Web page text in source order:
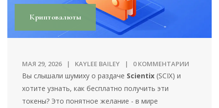
Криптовалюты
МАЯ 29, 2026 KAYLEE BAILEY 0 КОММЕНТАРИИ
Вы слышали шумиху о раздаче Scientix (SCIX) и
хотите узнать, как бесплатно получить эти
токены? Это понятное желание - в мире